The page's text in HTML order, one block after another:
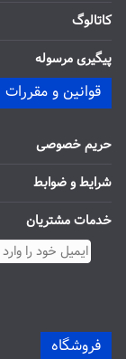
کاتالوگ
پیگیری مرسوله
قوانین و مقررات
حریم خصوصی
شرایط و ضوابط
خدمات مشتریان
فروشگاه